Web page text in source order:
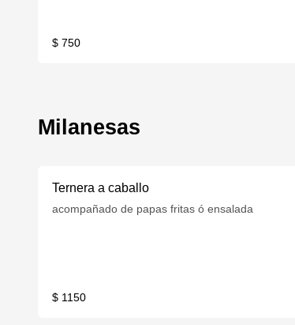
$ 750
Milanesas
Ternera a caballo
acompañado de papas fritas ó ensalada
$ 1150